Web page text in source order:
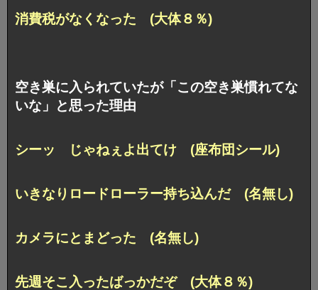
消費税がなくなった (大体８％)
空き巣に入られていたが「この空き巣慣れてな
いな」と思った理由
シーッ じゃねぇよ出てけ (座布団シール)
いきなりロードローラー持ち込んだ (名無し)
カメラにとまどった (名無し)
先週そこ入ったばっかだぞ (大体８％)